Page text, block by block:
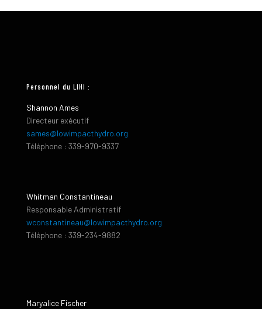
Personnel du LIHI :
Shannon Ames
Directeur exécutif
sames@lowimpacthydro.org
Téléphone : 339-970-9337
Whitman Constantineau
Responsable Administratif
wconstantineau@lowimpacthydro.org
Téléphone : 339-234-9882
Maryalice Fischer